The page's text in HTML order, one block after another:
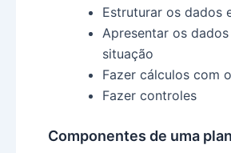
Estruturar os dados
Apresentar os
situação
Fazer cálculos com
Fazer controles
Componentes de uma